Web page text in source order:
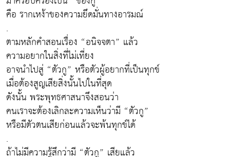
คือ รากเหง้าของความยึดมั่นทางอารมณ์
.
ตามหลักคำสอนเรื่อง “อนิจจตา” แล้ว
ความอยากในสิ่งที่ไม่เที่ยง
อาจนำไปสู่ “ตัวกู” หรือตัวผู้อยากที่เป็นทุกข์
เมื่อต้องสูญเสียสิ่งนั้นไปในที่สุด
ดังนั้น พระพุทธศาสนาจึงสอนว่า
คนเราจะต้องเลิกละความเห็นว่ามี “ตัวกู”
หรือมีตัวตนเสียก่อนแล้วจะพ้นทุกข์ได้
.
ถ้าไม่มีความรู้สึกว่ามี “ตัวกู” เสียแล้ว